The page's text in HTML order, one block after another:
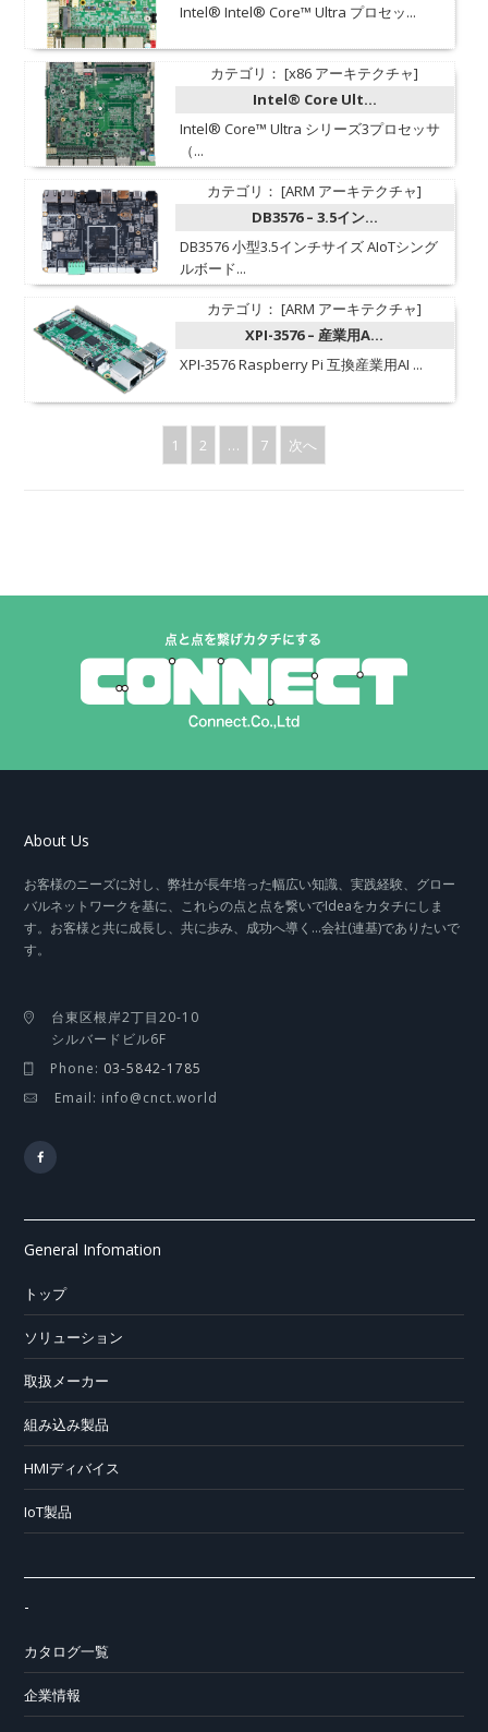
Intel® Intel® Core™ Ultra プロセッ...
カテゴリ： [x86 アーキテクチャ]
Intel® Core Ult...
Intel® Core™ Ultra シリーズ3プロセッサ
（...
カテゴリ： [ARM アーキテクチャ]
DB3576 – 3.5イン...
DB3576 小型3.5インチサイズ AIoTシング
ルボード...
カテゴリ： [ARM アーキテクチャ]
XPI-3576 – 産業用A...
XPI-3576 Raspberry Pi 互換産業用AI ...
1 2 … 7 次へ
About Us
お客様のニーズに対し、弊社が長年培った幅広い知識、実践経験、グロー
バルネットワークを基に、これらの点と点を繋いでIdeaをカタチにしま
す。お客様と共に成長し、共に歩み、成功へ導く…会社(連基)でありたいで
す。
台東区根岸2丁目20-10
シルバードビル6F
Phone: 03-5842-1785
Email: info@cnct.world
General Infomation
トップ
ソリューション
取扱メーカー
組み込み製品
HMIディバイス
IoT製品
-
カタログ一覧
企業情報